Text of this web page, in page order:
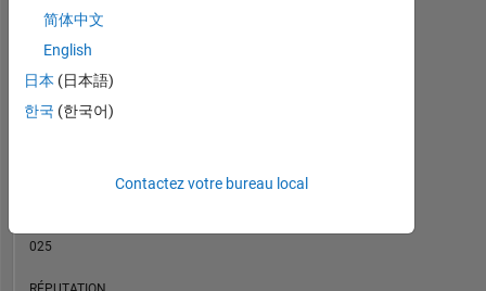
0
025
简体中文
English
日本 (日本語)
한국 (한국어)
Contactez votre bureau local